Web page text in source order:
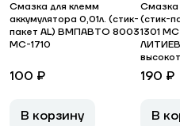
Смазка для клемм
аккумулятора 0,01л. (стик-
пакет AL) ВМПАВТО 8003
МС-1710
100 ₽
В корзину
Смазка
(стик-
1301
190 ₽
В